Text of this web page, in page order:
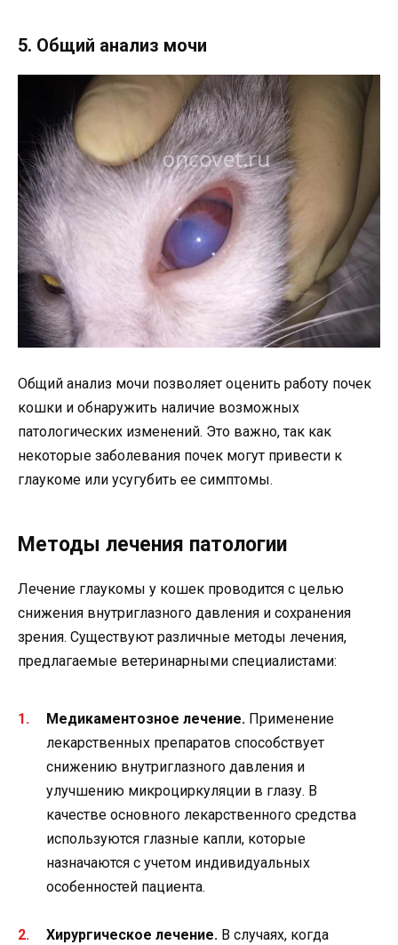
5. Общий анализ мочи
Общий анализ мочи позволяет оценить работу почек
кошки и обнаружить наличие возможных
патологических изменений. Это важно, так как
некоторые заболевания почек могут привести к
глаукоме или усугубить ее симптомы.
Методы лечения патологии
Лечение глаукомы у кошек проводится с целью
снижения внутриглазного давления и сохранения
зрения. Существуют различные методы лечения,
предлагаемые ветеринарными специалистами:
Медикаментозное лечение. Применение
лекарственных препаратов способствует
снижению внутриглазного давления и
улучшению микроциркуляции в глазу. В
качестве основного лекарственного средства
используются глазные капли, которые
назначаются с учетом индивидуальных
особенностей пациента.
Хирургическое лечение. В случаях, когда